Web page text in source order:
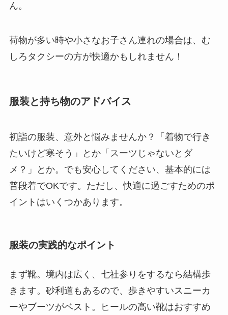
ん。
荷物が多い時や小さなお子さん連れの場合は、む
しろタクシーの方が快適かもしれません！
服装と持ち物のアドバイス
初詣の服装、意外と悩みませんか？「着物で行き
たいけど寒そう」とか「スーツじゃないとダ
メ？」とか。でも安心してください、基本的には
普段着でOKです。ただし、快適に過ごすためのポ
イントはいくつかあります。
服装の実践的なポイント
まず靴。境内は広く、七社参りをするなら結構歩
きます。砂利道もあるので、歩きやすいスニーカ
ーやブーツがベスト。ヒールの高い靴はおすすめ